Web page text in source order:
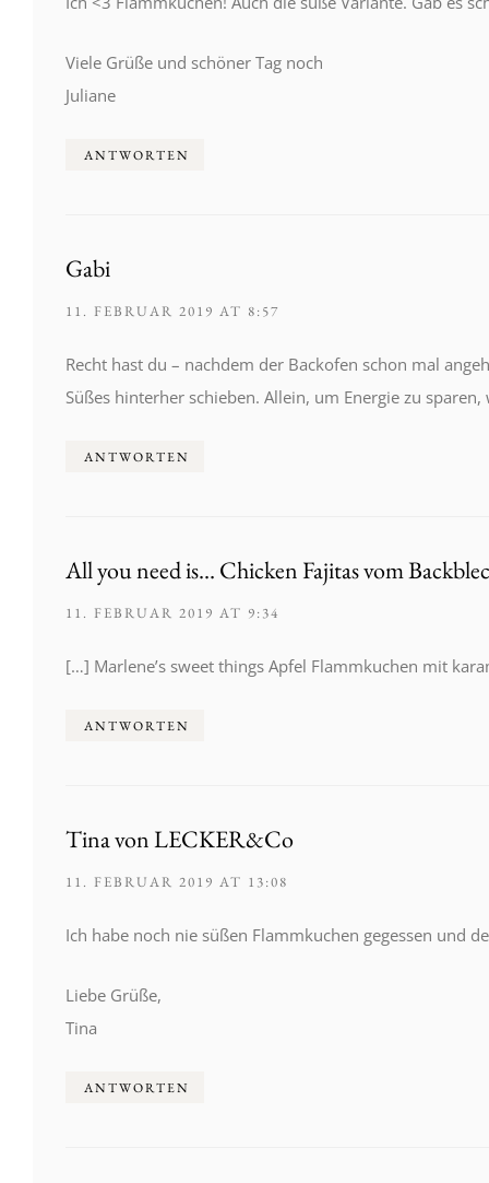
Viele Grüße und schöner Tag noch
Juliane
ANTWORTEN
Gabi
11. FEBRUAR 2019 AT 8:57
Recht hast du – nachdem der Backofen schon mal
Süßes hinterher schieben. Allein, um Energie zu
ANTWORTEN
All you need is… Chicken Fajitas vom
11. FEBRUAR 2019 AT 9:34
[…] Marlene’s sweet things Apfel Flammkuchen mit
ANTWORTEN
Tina von LECKER&Co
11. FEBRUAR 2019 AT 13:08
Ich habe noch nie süßen Flammkuchen gegessen und
Liebe Grüße,
Tina
ANTWORTEN